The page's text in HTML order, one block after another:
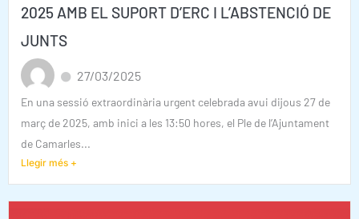
2025 AMB EL SUPORT D’ERC I L’ABSTENCIÓ DE
JUNTS
27/03/2025
En una sessió extraordinària urgent celebrada avui dijous 27 de
març de 2025, amb inici a les 13:50 hores, el Ple de l’Ajuntament
de Camarles...
Llegir més +